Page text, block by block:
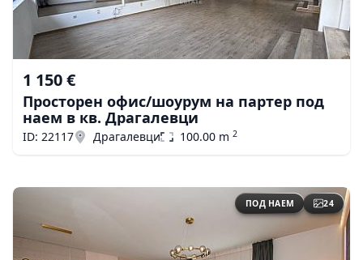
1 150 €
Просторен офис/шоурум на партер под
наем в кв. Драгалевци
ID: 22117 Драгалевци 100.00 m 2
ПОД НАЕМ 24